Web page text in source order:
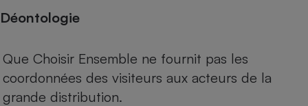
Déontologie
Que Choisir Ensemble ne fournit pas les
coordonnées des visiteurs aux acteurs de la
grande distribution.